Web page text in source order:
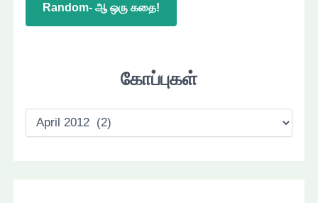
Random- ஆ ஒரு கதை!
கோப்புகள்
கோ
ப்